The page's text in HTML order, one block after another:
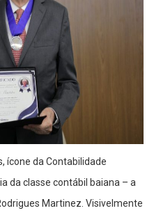
ícone da Contabilidade
da classe contábil baiana – a
Martinez. Visivelmente